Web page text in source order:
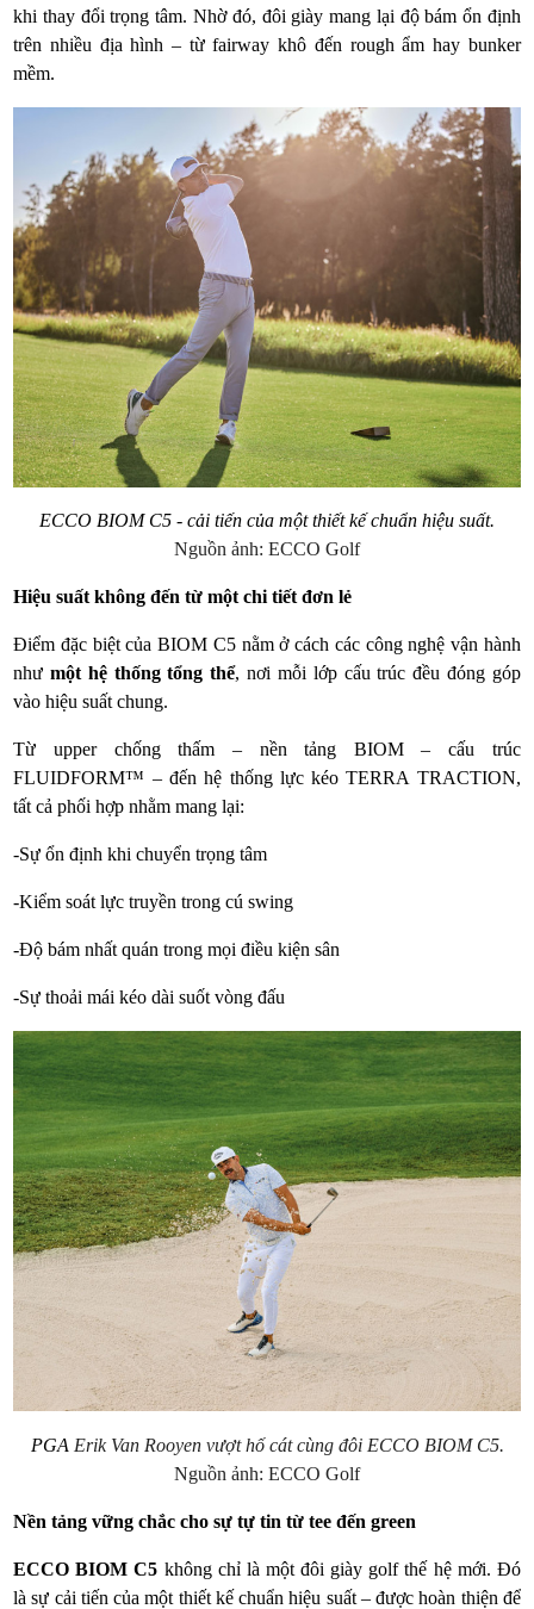
khi thay đổi trọng tâm. Nhờ đó, đôi giày mang lại độ bám ổn định
trên nhiều địa hình – từ fairway khô đến rough ẩm hay bunker
mềm.
ECCO BIOM C5 - cải tiến của một thiết kế chuẩn hiệu suất.
Nguồn ảnh: ECCO Golf
Hiệu suất không đến từ một chi tiết đơn lẻ
Điểm đặc biệt của BIOM C5 nằm ở cách các công nghệ vận hành
nhưmột hệ thống tổng thể, nơi mỗi lớp cấu trúc đều đóng góp
vào hiệu suất chung.
Từ upper chống thấm – nền tảng BIOM – cấu trúc
FLUIDFORM™ – đến hệ thống lực kéo TERRA TRACTION,
tất cả phối hợp nhằm mang lại:
-Sự ổn định khi chuyển trọng tâm
-Kiểm soát lực truyền trong cú swing
-Độ bám nhất quán trong mọi điều kiện sân
-Sự thoải mái kéo dài suốt vòng đấu
PGA Erik Van Rooyen vượt hố cát cùng đôi ECCO BIOM C5.
Nguồn ảnh: ECCO Golf
Nền tảng vững chắc cho sự tự tin từ tee đến green
ECCO BIOM C5 không chỉ là một đôi giày golf thế hệ mới. Đó
là sự cải tiến của một thiết kế chuẩn hiệu suất – được hoàn thiện để